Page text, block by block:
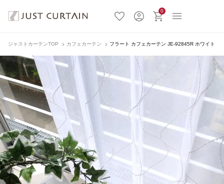
0
ジャストカーテンTOP カフェカーテン フラート カフェカーテン JE-92845R ホワイト